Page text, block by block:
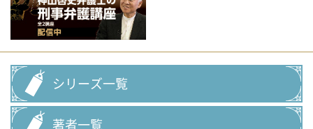
シリーズ一覧
著者一覧